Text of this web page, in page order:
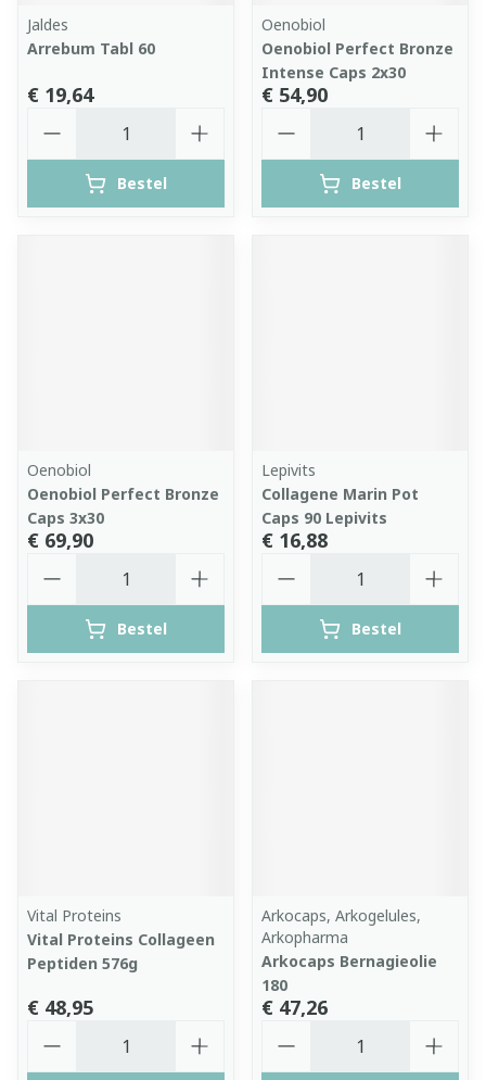
Jaldes
Arrebum Tabl 60
€ 19,64
Bestel
Oenobiol
Oenobiol Perfect Bronze
Intense Caps 2x30
€ 54,90
Bestel
Oenobiol
Oenobiol Perfect Bronze
Caps 3x30
€ 69,90
Bestel
Lepivits
Collagene Marin Pot
Caps 90 Lepivits
€ 16,88
Bestel
Vital Proteins
Vital Proteins Collageen
Peptiden 576g
€ 48,95
Arkocaps, Arkogelules,
Arkopharma
Arkocaps Bernagieolie
180
€ 47,26